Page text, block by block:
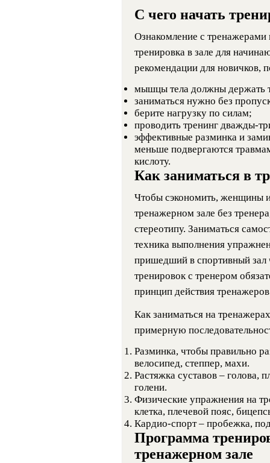
С чего начать
Ознакомление с тренажерами
тренировка в зале для
рекомендации для новичков,
мышцы тела должны держать
заниматься нужно без
берите нагрузку по силам;
проводить тренинг дважды-
эффективные разминка и
меньше подвергаются
кислоту.
Как заниматься в
Чтобы сэкономить, женщины
тренажерном зале без
стереотипу. Заниматься
техника выполнения
пришедший в спортивный зал
тренировок с тренером
принцип действия тренажеров
Как заниматься на
примерную
Разминка, чтобы правильно
велосипед, степпер, махи.
Растяжка суставов – голова,
голени.
Физические упражнения на
клетка, плечевой пояс,
Кардио-спорт – пробежка,
Программа
тренажерном зале